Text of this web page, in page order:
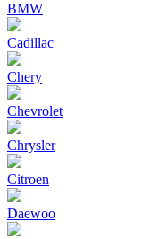
BMW
Cadillac
Chery
Chevrolet
Chrysler
Citroen
Daewoo